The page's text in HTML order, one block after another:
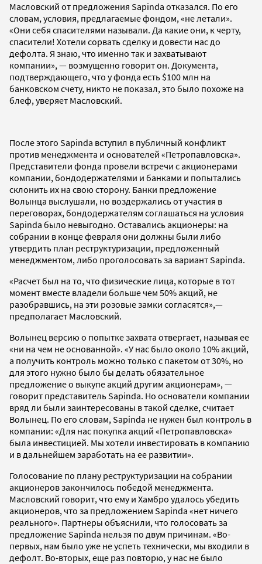
Масловский от предложения Sapinda отказался. По его
словам, условия, предлагаемые фондом, «не летали».
«Они себя спасителями называли. Да какие они, к черту,
спасители! Хотели сорвать сделку и довести нас до
дефолта. Я знаю, что именно так и захватывают
компании», — возмущенно говорит он. Документа,
подтверждающего, что у фонда есть $100 млн на
банковском счету, никто не показал, это было похоже на
блеф, уверяет Масловский.
После этого Sapinda вступил в публичный конфликт
против менеджмента и основателей «Петропавловска».
Представители фонда провели встречи с акционерами
компании, бондодержателями и банками и попытались
склонить их на свою сторону. Банки предложение
Волынца выслушали, но воздержались от участия в
переговорах, бондодержателям соглашаться на условия
Sapinda было невыгодно. Оставались акционеры: на
собрании в конце февраля они должны были либо
утвердить план реструктуризации, предложенный
менеджментом, либо проголосовать за вариант Sapinda.
«Расчет был на то, что физические лица, которые в тот
момент вместе владели больше чем 50% акций, не
разобравшись, на эти розовые замки согласятся»,—
предполагает Масловский.
Волынец версию о попытке захвата отвергает, называя ее
«ни на чем не основанной». «У нас было около 10% акций,
а получить контроль можно только с пакетом от 30%, но
для этого нужно было бы делать обязательное
предложение о выкупе акций другим акционерам», —
говорит представитель Sapinda. Но основатели компании
вряд ли были заинтересованы в такой сделке, считает
Волынец. По его словам, Sapinda не нужен был контроль в
компании: «Для нас покупка акций «Петропавловска»
была инвестицией. Мы хотели инвестировать в компанию
и в дальнейшем заработать на ее развитии».
Голосование по плану реструктуризации на собрании
акционеров закончилось победой менеджмента.
Масловский говорит, что ему и Хамбро удалось убедить
акционеров, что за предложением Sapinda «нет ничего
реального». Партнеры объяснили, что голосовать за
предложение Sapinda нельзя по двум причинам. «Во-
первых, нам было уже не успеть технически, мы входили в
дефолт. Во-вторых, еще раз повторю, у нас не было